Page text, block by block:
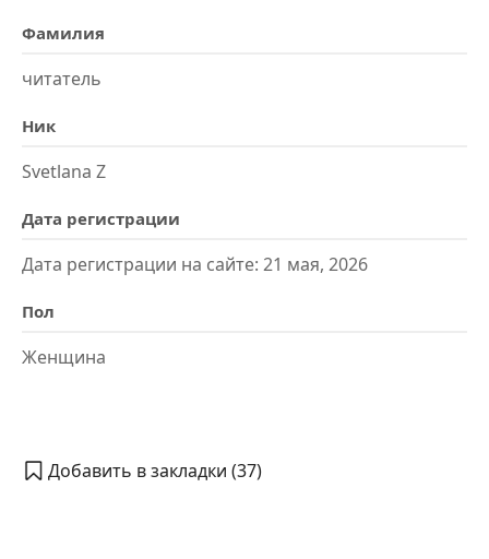
Фамилия
читатель
Ник
Svetlana Z
Дата регистрации
Дата регистрации на сайте: 21 мая, 2026
Пол
Женщина
Добавить в закладки (37)